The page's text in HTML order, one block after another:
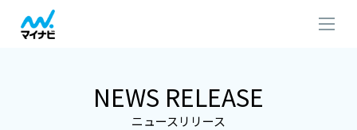
NEWS RELEASE
ニュースリリース